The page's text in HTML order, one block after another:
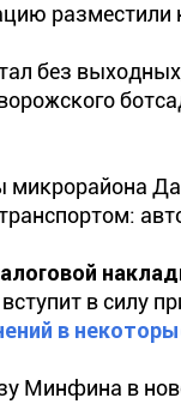
разместили
без
микрорайона
в силу
в
Минфина в